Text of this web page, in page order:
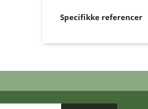
Specifikke referencer